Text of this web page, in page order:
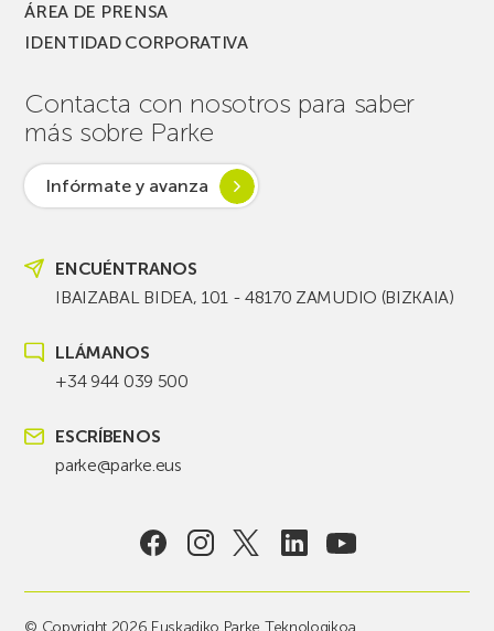
ÁREA DE PRENSA
IDENTIDAD CORPORATIVA
Contacta con nosotros para saber
más sobre Parke
Infórmate y avanza
ENCUÉNTRANOS
IBAIZABAL BIDEA, 101 - 48170 ZAMUDIO (BIZKAIA)
LLÁMANOS
+34 944 039 500
ESCRÍBENOS
parke@parke.eus
© Copyright 2026 Euskadiko Parke Teknologikoa